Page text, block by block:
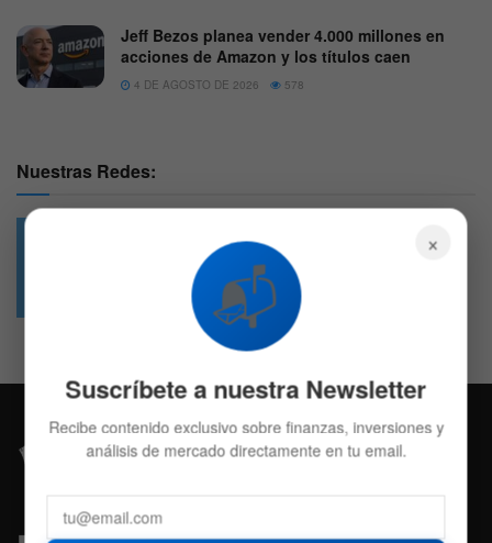
Jeff Bezos planea vender 4.000 millones en
acciones de Amazon y los títulos caen
4 DE AGOSTO DE 2026 578
Nuestras Redes:
4.7k
Followers
×
📬
Suscríbete a nuestra Newsletter
Recibe contenido exclusivo sobre finanzas, inversiones y
análisis de mercado directamente en tu email.